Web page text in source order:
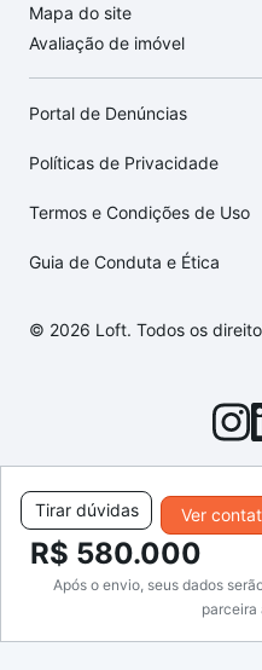
Ver
Tirar dúvidas
R$ 580.000
Após o envio, seus dados
parceira
Mapa do site
Avaliação de imóvel
Portal de Denúncias
Políticas de Privacidade
Termos e Condições de Uso
Guia de Conduta e Ética
© 2026 Loft. Todos os